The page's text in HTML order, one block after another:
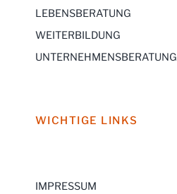
LEBENSBERATUNG
WEITERBILDUNG
UNTERNEHMENSBERATUNG
WICHTIGE LINKS
IMPRESSUM